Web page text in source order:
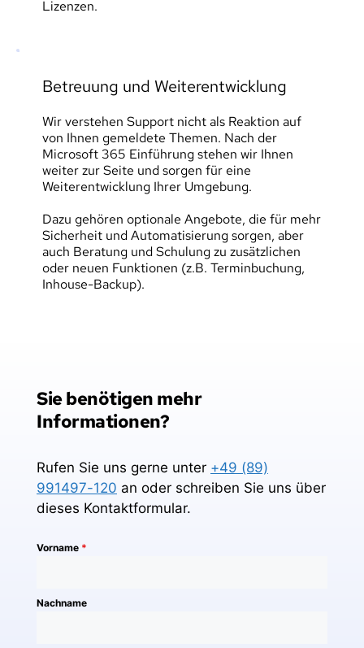
Lizenzen.
Betreuung und Weiterentwicklung
Wir verstehen Support nicht als Reaktion auf
von Ihnen gemeldete Themen. Nach der
Microsoft 365 Einführung stehen wir Ihnen
weiter zur Seite und sorgen für eine
Weiterentwicklung Ihrer Umgebung.
Dazu gehören optionale Angebote, die für mehr
Sicherheit und Automatisierung sorgen, aber
auch Beratung und Schulung zu zusätzlichen
oder neuen Funktionen (z.B. Terminbuchung,
Inhouse-Backup).
Sie benötigen mehr
Informationen?
Rufen Sie uns gerne unter +49 (89)
991497-120 an oder schreiben Sie uns über
dieses Kontaktformular.
Vorname *
Nachname